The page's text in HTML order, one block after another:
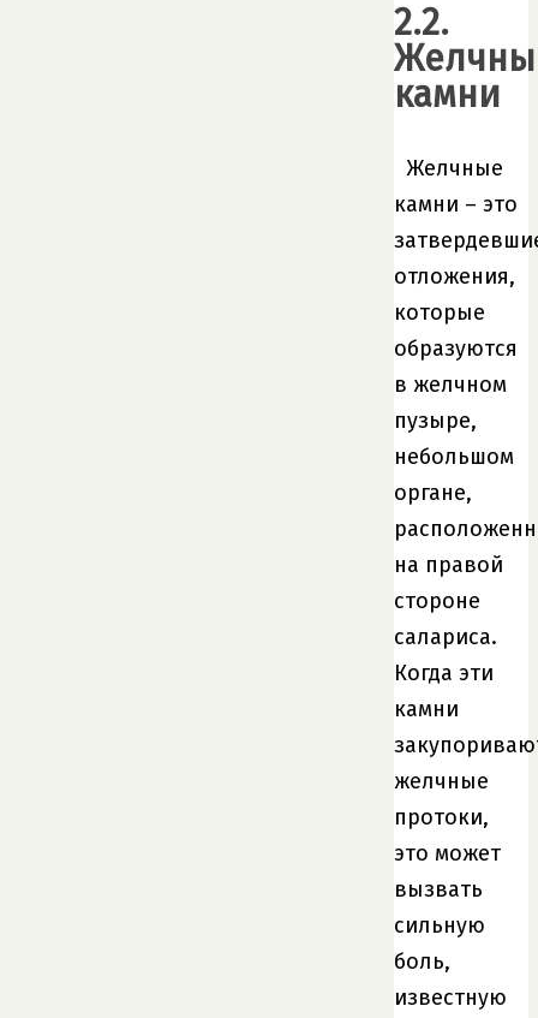
2.2.
камни
Желчные
камни – это
отложения,
которые
образуются
в желчном
пузыре,
небольшом
органе,
на правой
стороне
салариса.
Когда эти
камни
желчные
протоки,
это может
вызвать
сильную
боль,
известную